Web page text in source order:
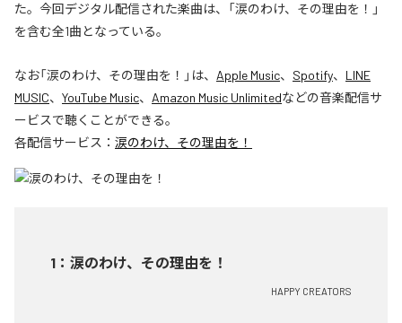
た。今回デジタル配信された楽曲は、「涙のわけ、その理由を！」
を含む全1曲となっている。
なお「涙のわけ、その理由を！ 」は、 Apple Music、 Spotify、 LINE
MUSIC、 YouTube Music、 Amazon Music Unlimitedなどの音楽配信サ
ービスで聴くことができる。
各配信サービス： 涙のわけ、その理由を！
1 ： 涙のわけ、その理由を！
HAPPY CREATORS